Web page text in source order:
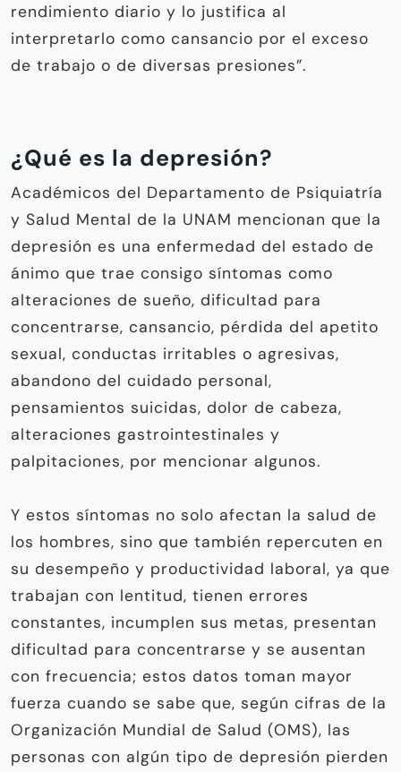
rendimiento diario y lo justifica al
interpretarlo como cansancio por el exceso
de trabajo o de diversas presiones”.
¿Qué es la depresión?
Académicos del Departamento de Psiquiatría
y Salud Mental de la UNAM mencionan que la
depresión es una enfermedad del estado de
ánimo que trae consigo síntomas como
alteraciones de sueño, dificultad para
concentrarse, cansancio, pérdida del apetito
sexual, conductas irritables o agresivas,
abandono del cuidado personal,
pensamientos suicidas, dolor de cabeza,
alteraciones gastrointestinales y
palpitaciones, por mencionar algunos.
Y estos síntomas no solo afectan la salud de
los hombres, sino que también repercuten en
su desempeño y productividad laboral, ya que
trabajan con lentitud, tienen errores
constantes, incumplen sus metas, presentan
dificultad para concentrarse y se ausentan
con frecuencia; estos datos toman mayor
fuerza cuando se sabe que, según cifras de la
Organización Mundial de Salud (OMS), las
personas con algún tipo de depresión pierden